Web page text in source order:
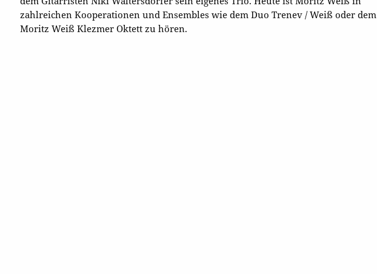
zahlreichen Kooperationen und Ensembles wie dem Duo Trenev / Weiß oder dem
Moritz Weiß Klezmer Oktett zu hören.